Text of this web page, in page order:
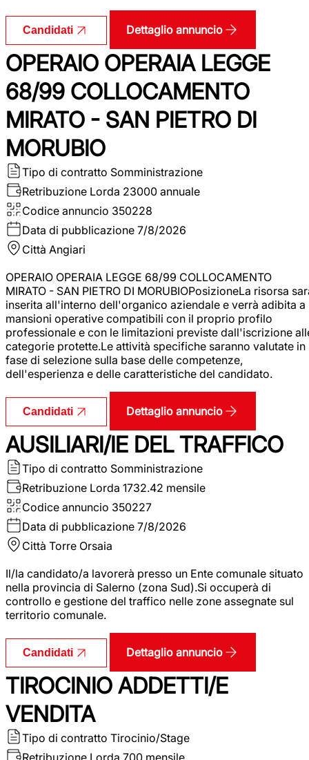
Candidati Dettaglio annuncio
OPERAIO OPERAIA LEGGE
68/99 COLLOCAMENTO
MIRATO - SAN PIETRO DI
MORUBIO
Tipo di contratto Somministrazione
Retribuzione Lorda 23000 annuale
Codice annuncio 350228
Data di pubblicazione 7/8/2026
Città Angiari
OPERAIO OPERAIA LEGGE 68/99 COLLOCAMENTO
MIRATO - SAN PIETRO DI MORUBIOPosizioneLa risorsa
inserita all'interno dell'organico aziendale e verrà adibita a
mansioni operative compatibili con il proprio profilo
professionale e con le limitazioni previste dall'iscrizione
categorie protette.Le attività specifiche saranno valutate in
fase di selezione sulla base delle competenze,
dell'esperienza e delle caratteristiche del candidato.
Candidati Dettaglio annuncio
AUSILIARI/IE DEL TRAFFICO
Tipo di contratto Somministrazione
Retribuzione Lorda 1732.42 mensile
Codice annuncio 350227
Data di pubblicazione 7/8/2026
Città Torre Orsaia
Il/la candidato/a lavorerà presso un Ente comunale situato
nella provincia di Salerno (zona Sud).Si occuperà di
controllo e gestione del traffico nelle zone assegnate sul
territorio comunale.
Candidati Dettaglio annuncio
TIROCINIO ADDETTI/E
VENDITA
Tipo di contratto Tirocinio/Stage
Retribuzione Lorda 700 mensile